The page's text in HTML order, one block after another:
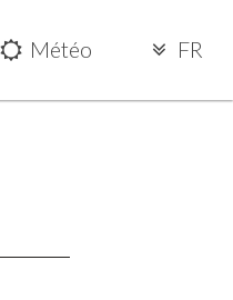
Météo FR